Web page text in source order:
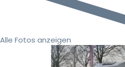
Alle Fotos anzeigen